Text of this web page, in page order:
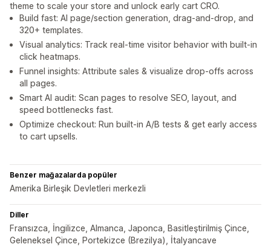
theme to scale your store and unlock early cart CRO.
Build fast: AI page/section generation, drag-and-drop, and
320+ templates.
Visual analytics: Track real-time visitor behavior with built-in
click heatmaps.
Funnel insights: Attribute sales & visualize drop-offs across
all pages.
Smart AI audit: Scan pages to resolve SEO, layout, and
speed bottlenecks fast.
Optimize checkout: Run built-in A/B tests & get early access
to cart upsells.
Benzer mağazalarda popüler
Amerika Birleşik Devletleri merkezli
Diller
Fransızca, İngilizce, Almanca, Japonca, Basitleştirilmiş Çince,
Geleneksel Çince, Portekizce (Brezilya), İtalyancave